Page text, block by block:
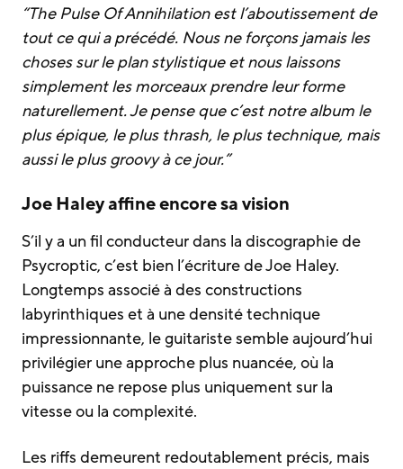
“The Pulse Of Annihilationest l’aboutissement de
tout ce qui a précédé. Nous ne forçons jamais les
choses sur le plan stylistique et nous laissons
simplement les morceaux prendre leur forme
naturellement. Je pense que c’est notre album le
plus épique, le plus thrash, le plus technique, mais
aussi le plus groovy à ce jour.”
Joe Haley affine encore sa vision
S’il y a un fil conducteur dans la discographie de
Psycroptic, c’est bien l’écriture de Joe Haley.
Longtemps associé à des constructions
labyrinthiques et à une densité technique
impressionnante, le guitariste semble aujourd’hui
privilégier une approche plus nuancée, où la
puissance ne repose plus uniquement sur la
vitesse ou la complexité.
Les riffs demeurent redoutablement précis, mais